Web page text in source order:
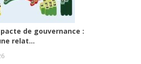
de gouvernance :
relat...